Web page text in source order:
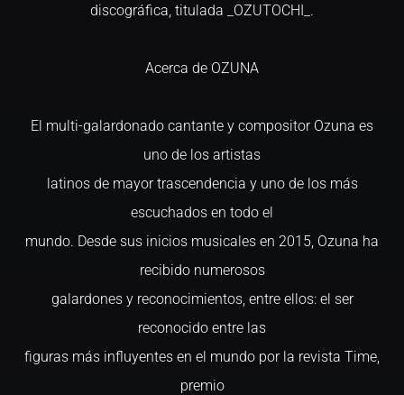
discográfica, titulada _OZUTOCHI_.
Acerca de OZUNA
El multi-galardonado cantante y compositor Ozuna es
uno de los artistas
latinos de mayor trascendencia y uno de los más
escuchados en todo el
mundo. Desde sus inicios musicales en 2015, Ozuna ha
recibido numerosos
galardones y reconocimientos, entre ellos: el ser
reconocido entre las
figuras más influyentes en el mundo por la revista Time,
premio